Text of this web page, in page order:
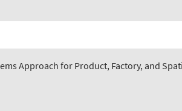
Approach for Product, Factory, and